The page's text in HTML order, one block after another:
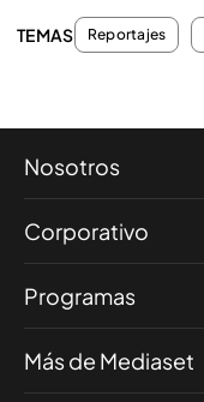
TEMAS Reportajes
Nosotros
Corporativo
Programas
Más de Mediaset